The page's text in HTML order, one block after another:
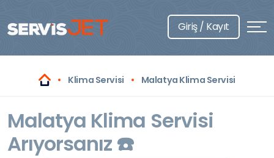
Giriş / Kayıt
Klima Servisi Malatya Klima Servisi
Malatya Klima Servisi
Arıyorsanız ☎️